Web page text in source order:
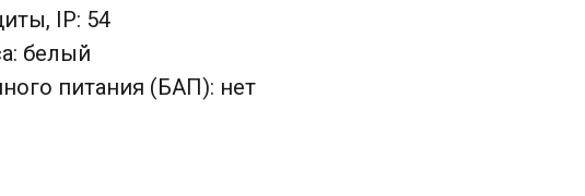
IP: 54
белый
питания (БАП): нет